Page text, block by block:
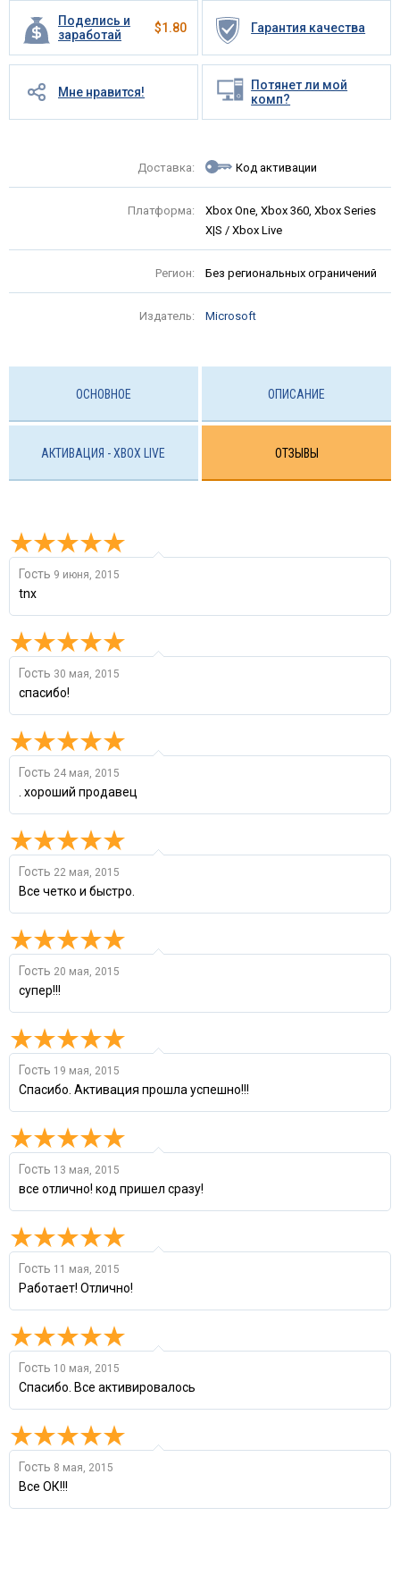
Поделись и
заработай
$1.80 Гарантия качества
Мне нравится!
Потянет ли мой
комп?
Доставка: Код активации
Платформа:
Xbox One, Xbox 360, Xbox Series
X|S / Xbox Live
Регион: Без региональных ограничений
Издатель: Microsoft
ОСНОВНОЕ ОПИСАНИЕ
АКТИВАЦИЯ - XBOX LIVE ОТЗЫВЫ
Гость 9 июня, 2015
tnx
Гость 30 мая, 2015
спасибо!
Гость 24 мая, 2015
. хороший продавец
Гость 22 мая, 2015
Все четко и быстро.
Гость 20 мая, 2015
супер!!!
Гость 19 мая, 2015
Спасибо. Активация прошла успешно!!!
Гость 13 мая, 2015
все отлично! код пришел сразу!
Гость 11 мая, 2015
Работает! Отлично!
Гость 10 мая, 2015
Спасибо. Все активировалось
Гость 8 мая, 2015
Все ОК!!!